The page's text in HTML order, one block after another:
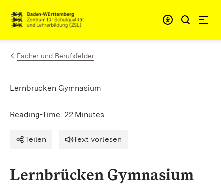
Skip to content
Link to homepage
Fächer und Berufsfelder
Lernbrücken Gymnasium
Reading-Time: 22 Minutes
Teilen Text vorlesen
Lernbrücken Gymnasium